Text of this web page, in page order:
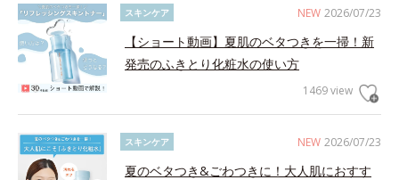
NEW 2026/07/23
スキンケア
【ショート動画】夏肌のベタつきを一掃！新
発売のふきとり化粧水の使い方
1469 view
NEW 2026/07/23
スキンケア
夏のベタつき&ごわつきに！大人肌におすす